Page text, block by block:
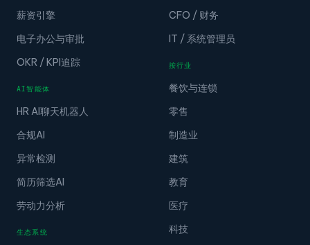
薪资引擎
电子办公与审批
OKR / KPI追踪
AI智能体
HR AI聊天机器人
合规AI
异常检测
简历筛选AI
劳动力分析
生态系统
CFO / 财务
IT / 系统管理员
按行业
餐饮与连锁
零售
制造业
建筑
教育
医疗
科技